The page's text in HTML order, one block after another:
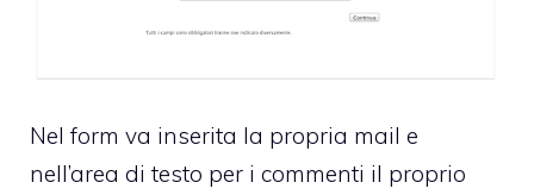
Nel form va inserita la propria mail e
nell’area di testo per i commenti il proprio